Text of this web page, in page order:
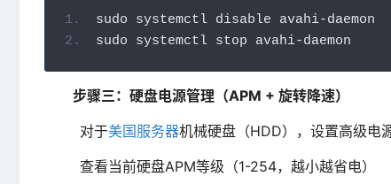
sudo systemctl disable avahi-daemon
sudo systemctl stop avahi-daemon
步骤三：硬盘电源管理（APM + 旋转降速）
对于美国服务器机械硬盘（HDD），设置高级电
查看当前硬盘APM等级（1-254，越小越省电）